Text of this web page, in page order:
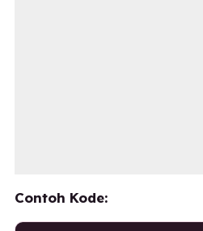
Contoh Kode: